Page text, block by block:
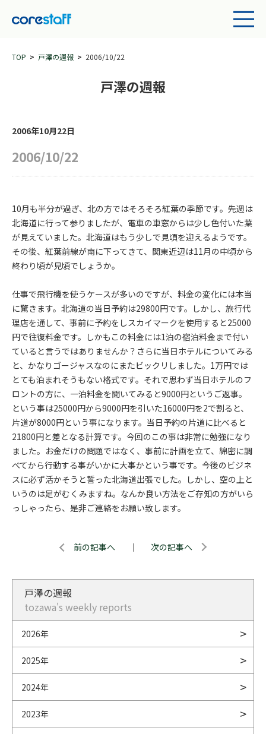
TOP 戸澤の週報 2006/10/22
戸澤の週報
2006年10月22日
2006/10/22
10月も半分が過ぎ、北の方ではそろそろ紅葉の季節です。先週は
北海道に行って参りましたが、電車の車窓からは少し色付いた葉
が見えていました。北海道はもう少しで見頃を迎えるようです。
その後、紅葉前線が南に下ってきて、関東近辺は11月の中頃から
終わり頃が見頃でしょうか。
仕事で飛行機を使うケースが多いのですが、料金の変化には本当
に驚きます。北海道の当日予約は29800円です。しかし、旅行代
理店を通して、事前に予約をしスカイマークを使用すると25000
円で往復料金です。しかもこの料金には1泊の宿泊料金まで付い
ていると言うではありませんか？さらに当日ホテルについてみる
と、かなりゴージャスなのにまたビックリしました。1万円では
とても泊まれそうもない格式です。それで思わず当日ホテルのフ
ロントの方に、一泊料金を聞いてみると9000円というご返事。
という事は25000円から9000円を引いた16000円を2で割ると、
片道が8000円という事になります。当日予約の片道に比べると
21800円と差となる計算です。今回のこの事は非常に勉強になり
ました。お金だけの問題ではなく、事前に計画を立て、綿密に調
べてから行動する事がいかに大事かという事です。今後のビジネ
スに必ず活かそうと誓った北海道出張でした。しかし、空の上と
いうのは足がむくみますね。なんか良い方法をご存知の方がいら
っしゃったら、是非ご連絡をお願い致します。
前の記事へ ｜ 次の記事へ
戸澤の週報
tozawa's weekly reports
2026年
2025年
2024年
2023年